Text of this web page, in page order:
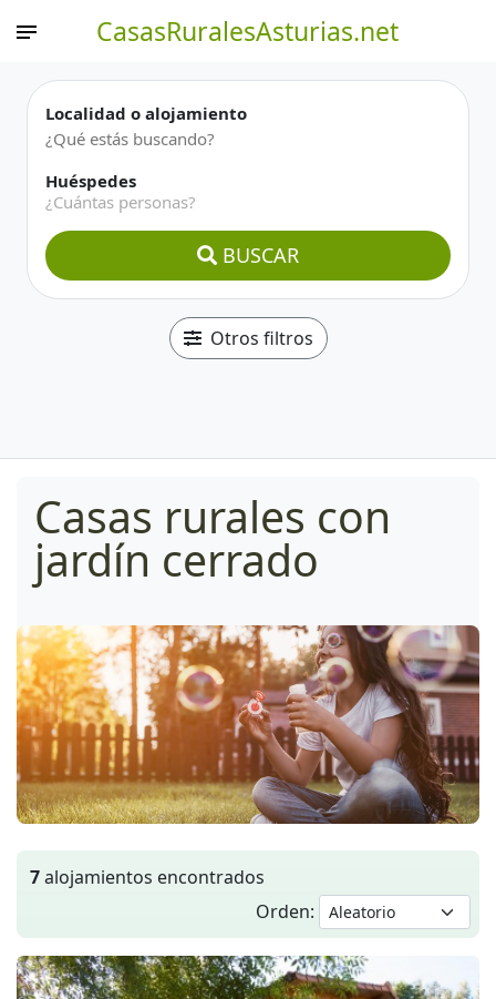
CasasRuralesAsturias.net
Localidad o alojamiento
Huéspedes
¿Cuántas personas?
BUSCAR
Otros filtros
Casas rurales con
jardín cerrado
7alojamientos encontrados
Orden: